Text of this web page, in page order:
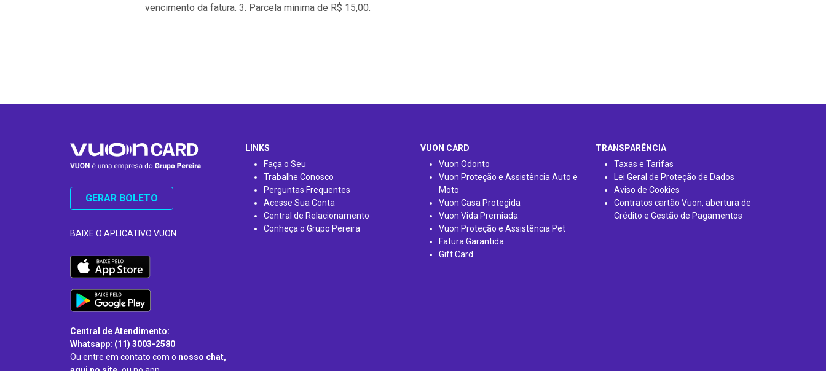
vencimento da fatura. 3. Parcela minima de R$ 15,00.
GERAR BOLETO
BAIXE O APLICATIVO VUON
Central de Atendimento:
Whatsapp: (11) 3003-2580
Ou entre em contato com o nosso chat,
LINKS
Faça o Seu
Trabalhe Conosco
Perguntas Frequentes
Acesse Sua Conta
Central de Relacionamento
Conheça o Grupo Pereira
VUON CARD
Vuon Odonto
Vuon Proteção e Assistência Auto e
Moto
Vuon Casa Protegida
Vuon Vida Premiada
Vuon Proteção e Assistência Pet
Fatura Garantida
Gift Card
TRANSPARÊNCIA
Taxas e Tarifas
Lei Geral de Proteção de Dados
Aviso de Cookies
Contratos cartão Vuon, abertura de
Crédito e Gestão de Pagamentos